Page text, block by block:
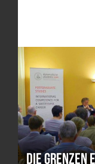
Die Grenzen